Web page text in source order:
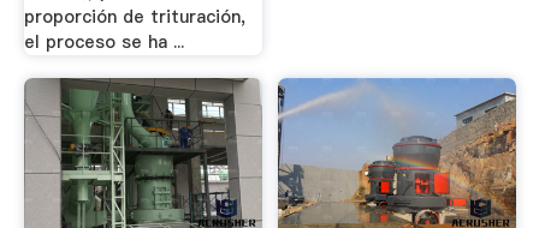
proporción de trituración,
el proceso se ha ...